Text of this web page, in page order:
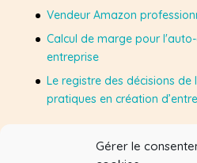
Gérer le
Vendeur Amazon
Calcul de marge pour
entreprise
Le registre des décisions de
pratiques en création
Suivez-moi sur